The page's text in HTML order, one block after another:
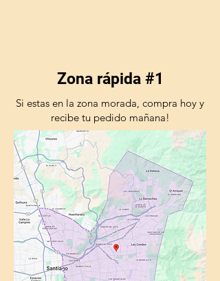
Zona rápida #1
Si estas en la zona morada, compra hoy y
recibe tu pedido mañana!